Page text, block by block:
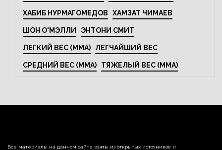
ХАБИБ НУРМАГОМЕДОВ ХАМЗАТ ЧИМАЕВ
ШОН О'МЭЛЛИ ЭНТОНИ СМИТ
ЛЕГКИЙ ВЕС (MMA) ЛЕГЧАЙШИЙ ВЕС
СРЕДНИЙ ВЕС (MMA) ТЯЖЕЛЫЙ ВЕС (MMA)
Все материалы на данном сайте взяты из открытых источников и